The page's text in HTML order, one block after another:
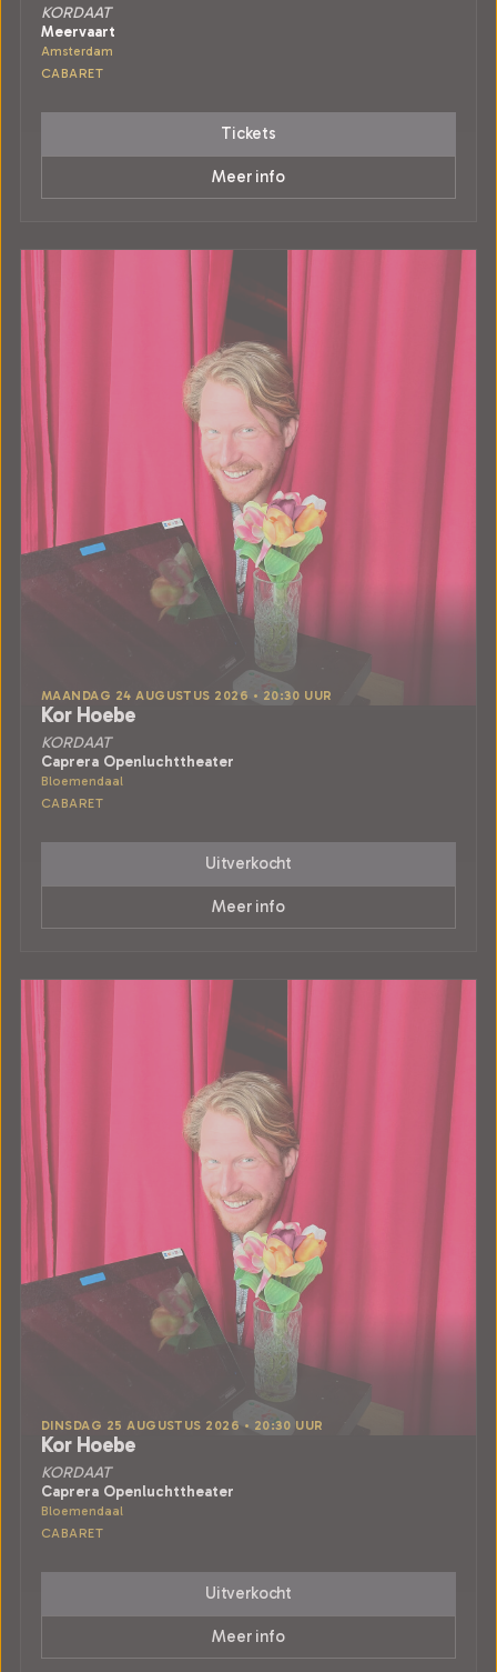
KORDAAT
Meervaart
Amsterdam
CABARET
Tickets
Meer info
MAANDAG 24 AUGUSTUS 2026 • 20:30 UUR
Kor Hoebe
KORDAAT
Caprera Openluchttheater
Bloemendaal
CABARET
Uitverkocht
Meer info
DINSDAG 25 AUGUSTUS 2026 • 20:30 UUR
Kor Hoebe
KORDAAT
Caprera Openluchttheater
Bloemendaal
CABARET
Uitverkocht
Meer info